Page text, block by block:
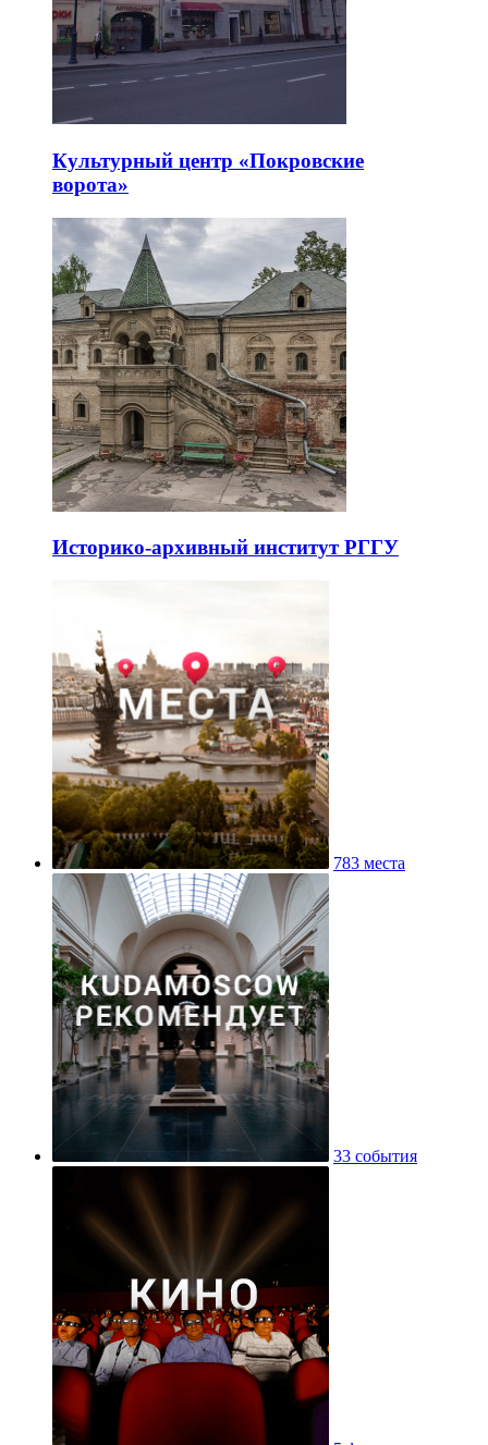
Культурный центр «Покровские
ворота»
Историко-архивный институт РГГУ
783 места
33 события